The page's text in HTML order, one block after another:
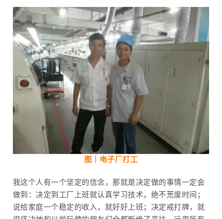
图｜ 电子厂打工
我这个人有一个坚定的信念，那就是决定做的事情一定会
做到：决定到工厂上班就认真学习技术，绝不荒废时间；
说给家庭一个稳定的收入，就好好上班；决定戒打牌，就